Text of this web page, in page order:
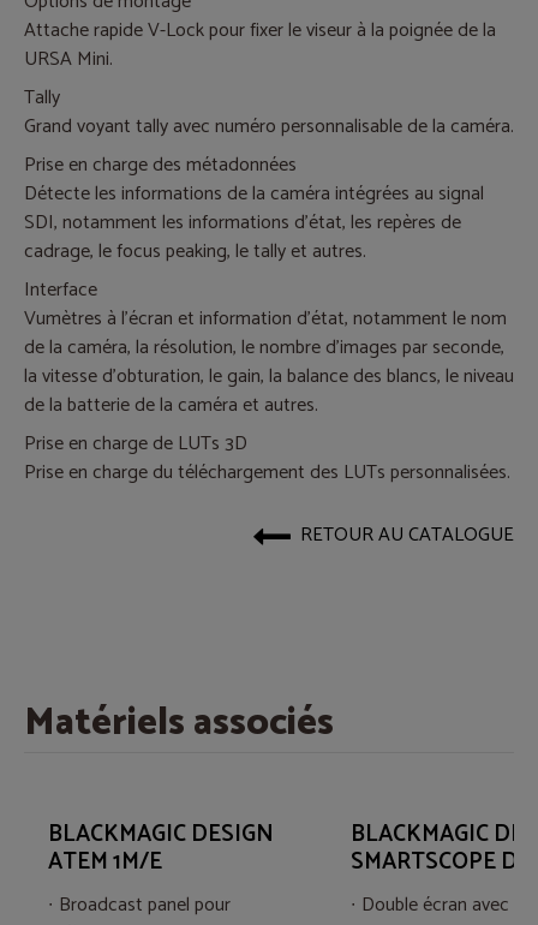
Attache rapide V-Lock pour fixer le viseur à la poignée de la
URSA Mini.
Tally
Grand voyant tally avec numéro personnalisable de la caméra.
Prise en charge des métadonnées
Détecte les informations de la caméra intégrées au signal
SDI, notamment les informations d'état, les repères de
cadrage, le focus peaking, le tally et autres.
Interface
Vumètres à l'écran et information d'état, notamment le nom
de la caméra, la résolution, le nombre d'images par seconde,
la vitesse d'obturation, le gain, la balance des blancs, le niveau
de la batterie de la caméra et autres.
Prise en charge de LUTs 3D
Prise en charge du téléchargement des LUTs personnalisées.
RETOUR AU CATALOGUE
Matériels associés
BLACKMAGIC DESIGN
ATEM 1M/E
Broadcast panel pour
BLACKMAGIC
SMARTSCOPE
Double écran avec